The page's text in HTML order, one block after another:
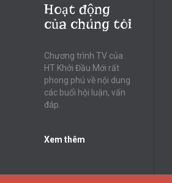
Hoạt động
của chúng tôi
Chương trình TV của
HT Khởi Đầu Mới rất
phong phú về nội dung
các buổi hội luận, vấn
đáp.
Xem thêm